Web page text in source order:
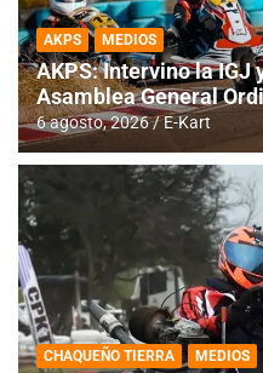
AKPS MEDIOS
AKPS: Intervino la
Asamblea General
6 agosto, 2026 E-Kart
CHAQUEÑO TIERRA MEDIOS